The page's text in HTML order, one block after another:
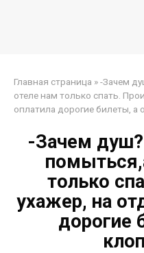
Главная страница »-Зачем
отеле нам только спать.
оплатила дорогие билеты, а
-Зачем
только
ухажер, на
дорогие